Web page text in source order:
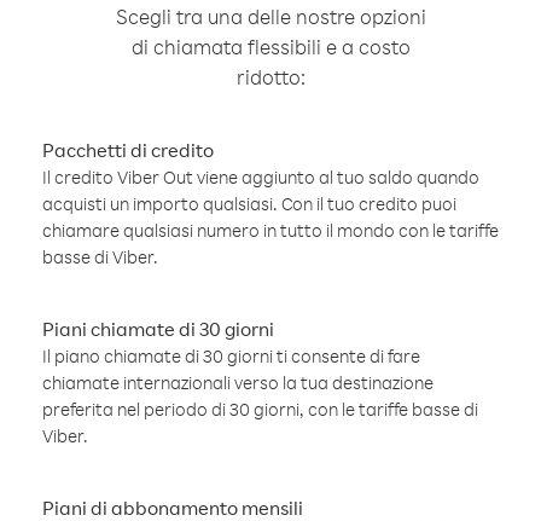
Scegli tra una delle nostre opzioni
di chiamata flessibili e a costo
ridotto:
Pacchetti di credito
Il credito Viber Out viene aggiunto al tuo saldo quando
acquisti un importo qualsiasi. Con il tuo credito puoi
chiamare qualsiasi numero in tutto il mondo con le tariffe
basse di Viber.
Piani chiamate di 30 giorni
Il piano chiamate di 30 giorni ti consente di fare
chiamate internazionali verso la tua destinazione
preferita nel periodo di 30 giorni, con le tariffe basse di
Viber.
Piani di abbonamento mensili